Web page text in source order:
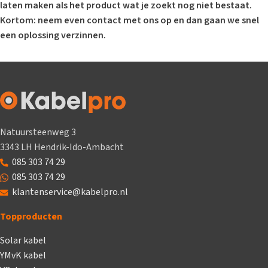
laten maken als het product wat je zoekt nog niet bestaat.
Kortom: neem even contact met ons op en dan gaan we snel
een oplossing verzinnen.
Natuursteenweg 3
3343 LH Hendrik-Ido-Ambacht
085 303 74 29
085 303 74 29
klantenservice@kabelpro.nl
Topproducten
Solar kabel
YMvK kabel